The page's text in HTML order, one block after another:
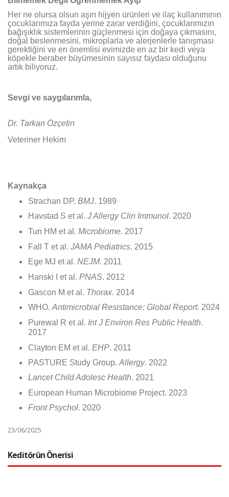
Her ne olursa olsun aşırı hijyen ürünleri ve ilaç kullanımının
çocuklarımıza fayda yerine zarar verdiğini, çocuklarımızın
bağışıklık sistemlerinin güçlenmesi için doğaya çıkmasını,
doğal beslenmesini, mikroplarla ve alerjenlerle tanışması
gerektiğini ve en önemlisi evimizde en az bir kedi veya
köpekle beraber büyümesinin sayısız faydası olduğunu
artık biliyoruz.
Sevgi ve saygılarımla,
Dr. Tarkan Özçetin
Veteriner Hekim
Kaynakça
Strachan DP. BMJ. 1989
Havstad S et al. J Allergy Clin Immunol. 2020
Tun HM et al. Microbiome. 2017
Fall T et al. JAMA Pediatrics. 2015
Ege MJ et al. NEJM. 2011
Hanski I et al. PNAS. 2012
Gascon M et al. Thorax. 2014
WHO. Antimicrobial Resistance: Global Report. 2024
Purewal R et al. Int J Environ Res Public Health.
2017
Clayton EM et al. EHP. 2011
PASTURE Study Group. Allergy. 2022
Lancet Child Adolesc Health. 2021
European Human Microbiome Project. 2023
Front Psychol. 2020
23/06/2025
Keditörün Önerisi